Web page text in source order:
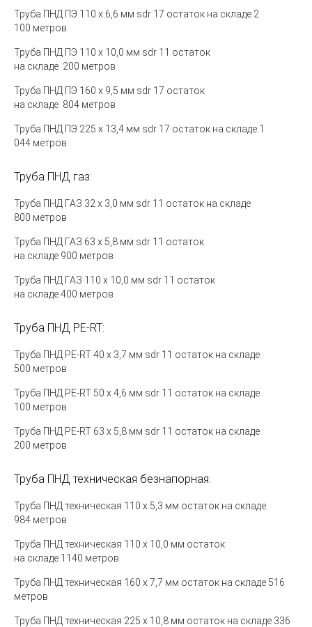
Труба ПНД ПЭ 110 х 6,6 мм sdr 17 остаток на складе 2
100 метров
Труба ПНД ПЭ 110 х 10,0 мм sdr 11 остаток
на складе 200 метров
Труба ПНД ПЭ 160 х 9,5 мм sdr 17 остаток
на складе 804 метров
Труба ПНД ПЭ 225 х 13,4 мм sdr 17 остаток на складе 1
044 метров
Труба ПНД газ:
Труба ПНД ГАЗ 32 х 3,0 мм sdr 11 остаток на складе
800 метров
Труба ПНД ГАЗ 63 х 5,8 мм sdr 11 остаток
на складе 900 метров
Труба ПНД ГАЗ 110 х 10,0 мм sdr 11 остаток
на складе 400 метров
Труба ПНД PE-RT:
Труба ПНД PE-RT 40 х 3,7 мм sdr 11 остаток на складе
500 метров
Труба ПНД PE-RT 50 х 4,6 мм sdr 11 остаток на складе
100 метров
Труба ПНД PE-RT 63 х 5,8 мм sdr 11 остаток на складе
200 метров
Труба ПНД техническая безнапорная:
Труба ПНД техническая 110 х 5,3 мм остаток на складе
984 метров
Труба ПНД техническая 110 х 10,0 мм остаток
на складе 1140 метров
Труба ПНД техническая 160 х 7,7 мм остаток на складе 516
метров
Труба ПНД техническая 225 х 10,8 мм остаток на складе 336